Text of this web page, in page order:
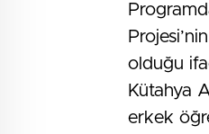
olduğu
Kütahya
erkek